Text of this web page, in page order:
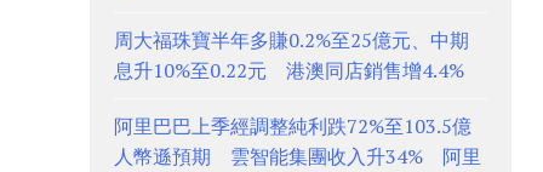
周大福珠寶半年多賺0.2%至25億元、中期
息升10%至0.22元 港澳同店銷售增4.4%
阿里巴巴上季經調整純利跌72%至103.5億
人幣遜預期 雲智能集團收入升34% 阿里